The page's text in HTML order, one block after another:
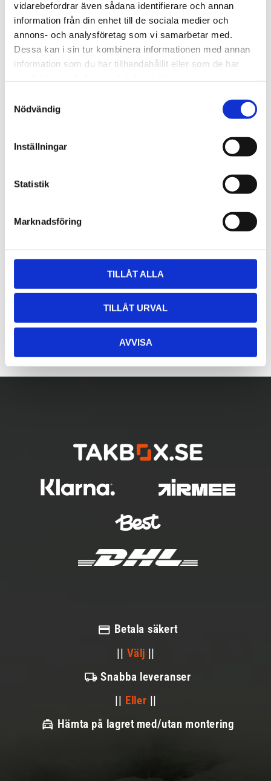
vidarebefordrar även sådana identifierare och annan
information från din enhet till de sociala medier och
annons- och analysföretag som vi samarbetar med.
Dessa kan i sin tur kombinera informationen med annan
information som du har tillhandahållit eller som de har
Nödvändig
Inställningar
Statistik
Marknadsföring
TILLÅT ALLA
TILLÅT URVAL
AVVISA
Lättmonterad
takräcken, för fordon utan
befintliga fästpunkter för
fabriksmonterade räcken.
1 795 kr
kr
Lättmonterad
Edge-takräcken, för
fordon utan befintliga
eller fabriksmonterade
räcken.
2 525kr
2 635
Betala säkert
|| Välj ||
Snabba leveranser
|| Eller ||
Hämta på lagret med/utan montering